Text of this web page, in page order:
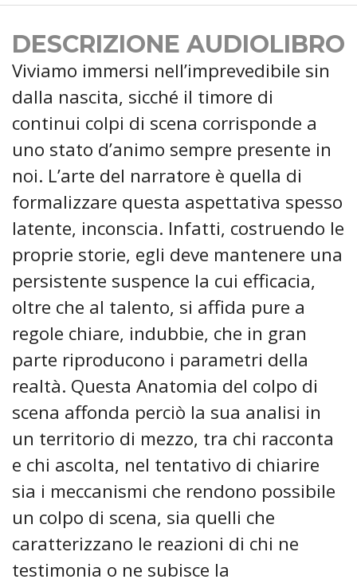
DESCRIZIONE AUDIOLIBRO
Viviamo immersi nell’imprevedibile sin
dalla nascita, sicché il timore di
continui colpi di scena corrisponde a
uno stato d’animo sempre presente in
noi. L’arte del narratore è quella di
formalizzare questa aspettativa spesso
latente, inconscia. Infatti, costruendo le
proprie storie, egli deve mantenere una
persistente suspence la cui efficacia,
oltre che al talento, si affida pure a
regole chiare, indubbie, che in gran
parte riproducono i parametri della
realtà. Questa Anatomia del colpo di
scena affonda perciò la sua analisi in
un territorio di mezzo, tra chi racconta
e chi ascolta, nel tentativo di chiarire
sia i meccanismi che rendono possibile
un colpo di scena, sia quelli che
caratterizzano le reazioni di chi ne
testimonia o ne subisce la